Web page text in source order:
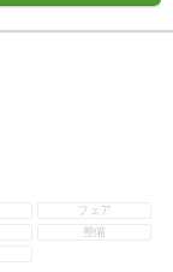
フェア
整備